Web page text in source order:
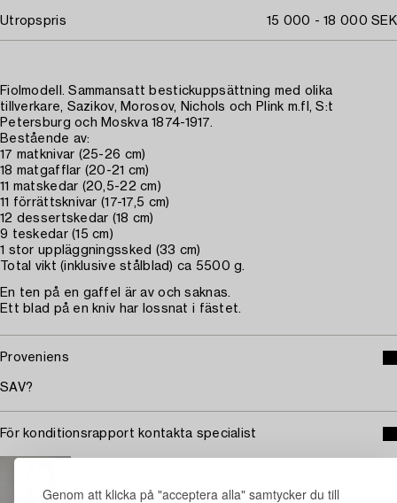
Genom att klicka på "acceptera alla" samtycker du till
Utropspris 15 000 - 18 000 SEK
Fiolmodell. Sammansatt bestickuppsättning med olika
tillverkare, Sazikov, Morosov, Nichols och Plink m.fl, S:t
Petersburg och Moskva 1874-1917.
Bestående av:
17 matknivar (25-26 cm)
18 matgafflar (20-21 cm)
11 matskedar (20,5-22 cm)
11 förrättsknivar (17-17,5 cm)
12 dessertskedar (18 cm)
9 teskedar (15 cm)
1 stor uppläggningssked (33 cm)
Total vikt (inklusive stålblad) ca 5500 g.
En ten på en gaffel är av och saknas.
Ett blad på en kniv har lossnat i fästet.
Proveniens
SAV?
För konditionsrapport kontakta specialist